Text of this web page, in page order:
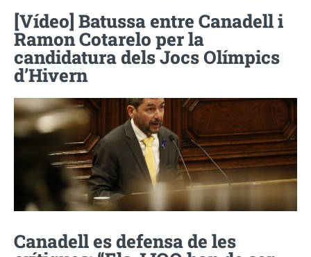
[Vídeo] Batussa entre Canadell i
Ramon Cotarelo per la
candidatura dels Jocs Olímpics
d’Hivern
Canadell es defensa de les